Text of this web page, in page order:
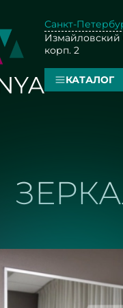
Санкт-
Измайловский
корп. 2
КАТАЛОГ